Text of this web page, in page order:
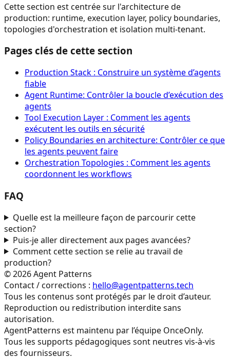
Cette section est centrée sur l'architecture de
production: runtime, execution layer, policy boundaries,
topologies d'orchestration et isolation multi-tenant.
Pages clés de cette section
Production Stack : Construire un système d’agents
fiable
Agent Runtime: Contrôler la boucle d’exécution des
agents
Tool Execution Layer : Comment les agents
exécutent les outils en sécurité
Policy Boundaries en architecture: Contrôler ce que
les agents peuvent faire
Orchestration Topologies : Comment les agents
coordonnent les workflows
FAQ
Quelle est la meilleure façon de parcourir cette
section?
Puis-je aller directement aux pages avancées?
Comment cette section se relie au travail de
production?
©2026Agent Patterns
Contact / corrections : hello@agentpatterns.tech
Tous les contenus sont protégés par le droit d’auteur.
Reproduction ou redistribution interdite sans
autorisation.
AgentPatterns est maintenu par l’équipe OnceOnly.
Tous les supports pédagogiques sont neutres vis-à-vis
des fournisseurs.